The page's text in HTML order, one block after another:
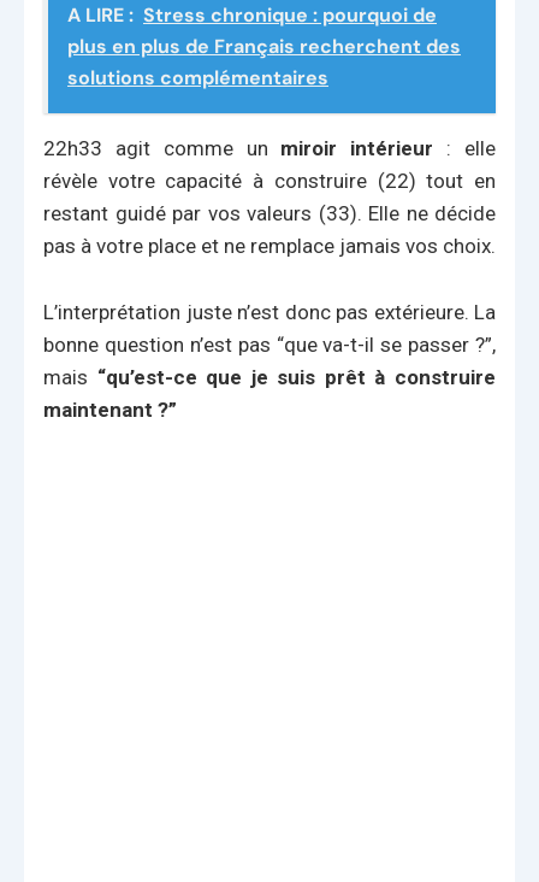
A LIRE : Stress chronique : pourquoi de
plus en plus de Français recherchent des
solutions complémentaires
22h33 agit comme un miroir intérieur : elle
révèle votre capacité à construire (22) tout en
restant guidé par vos valeurs (33). Elle ne décide
pas à votre place et ne remplace jamais vos choix.
L’interprétation juste n’est donc pas extérieure. La
bonne question n’est pas “que va-t-il se passer ?”,
mais “qu’est-ce que je suis prêt à construire
maintenant ?”